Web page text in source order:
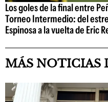
Los goles de la final entre
Torneo Intermedio: del
Espinosa a la vuelta de Eric
MÁS NOTICIAS